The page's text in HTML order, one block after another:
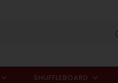
SHUFFLEBOARD